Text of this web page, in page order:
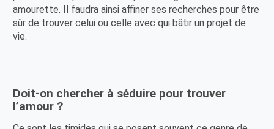
amourette. Il faudra ainsi affiner ses recherches pour être
sûr de trouver celui ou celle avec qui bâtir un projet de
vie.
Doit-on chercher à séduire pour trouver
l’amour ?